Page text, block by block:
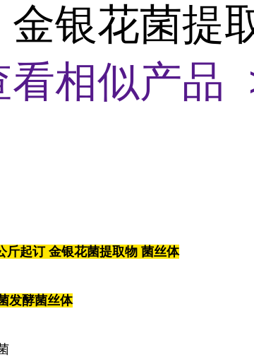
金银花菌提
看相似产品
斤起订 金银花菌提取物 菌丝体
发酵菌丝体